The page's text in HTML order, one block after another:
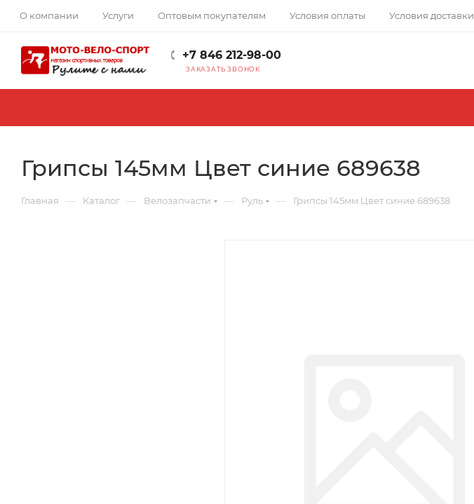
О компании Услуги Оптовым покупателям Условия оплаты Условия доставки
+7 846 212-98-00
ЗАКАЗАТЬ ЗВОНОК
Грипсы 145мм Цвет синие 689638
Главная — Каталог — Велозапчасти — Руль — Грипсы 145мм Цвет синие 689638